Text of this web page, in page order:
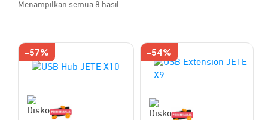
Menampilkan semua 8 hasil
-57% -54%